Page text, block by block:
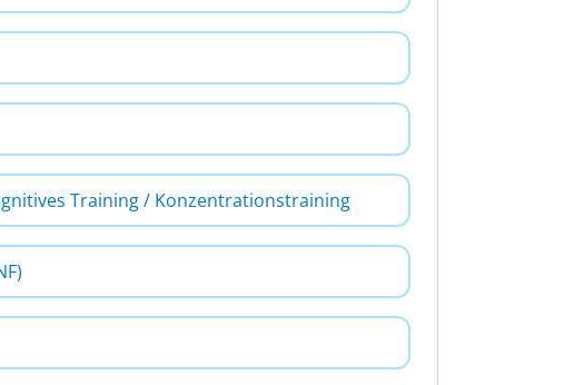
Training / Konzentrationstraining